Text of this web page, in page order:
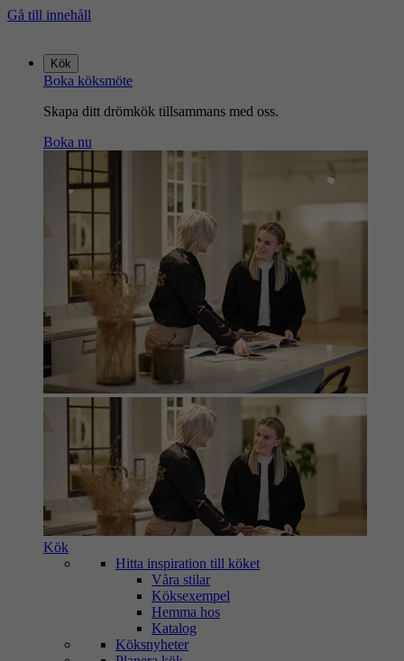
Gå till innehåll
startsidan
Kök
Boka köksmöte
Skapa ditt drömkök tillsammans med oss.
Boka nu
Kök
Hitta inspiration till köket
Våra stilar
Köksexempel
Hemma hos
Katalog
Köksnyheter